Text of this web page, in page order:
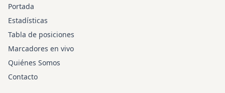
Portada
Estadísticas
Tabla de posiciones
Marcadores en vivo
Quiénes Somos
Contacto